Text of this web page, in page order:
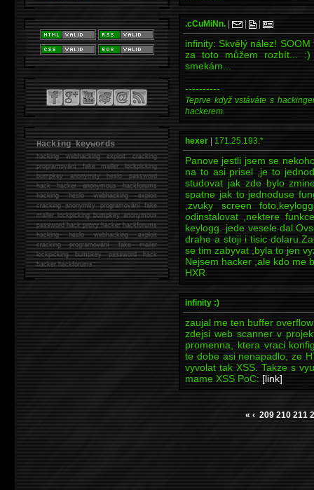
.cCuMiNn.
infinity: Skvělý nález!
za toto můžem rozbít... :)
smekám...
----------
Teprve když vstáváte s
hackerem.
hexer 171.25.193.*
Panove jestli jsem se
na to asi prisel ,je to
studovat jak zde bylo
spatne jak to jednoduse
,zvuky screen
odinstalovat ,nektere
keylogg. jede vesele
drahe a stoji i tisic
se tim zabyvat ,byla to jen
Nejsem hacker ,ale kdo me
HXR
infinity :)
zaujal me ten buffer
zdejsi web scanner v
promenna, ktera vraci
te dobe asi nenapadlo, ze
vyvolat tak XSS. Takze s
mame XSS PoC: [link]
« ‹ 209 210 211
Hacking keywords
hackingwebhacking exploit cracking
programování fake mailer lockpicking
bumpkey anonymity heslo password
hackhacker anonymous hackforums
hackingheslo webhacking exploit
cracking anonymity programování fake
mailer lockpicking bumpkey anonymous
password hack proxy hacker hackforums
hacking heslo webhacking exploit
cracking programování fake mailer
lockpicking bumpkey password hack
hackerhackforums